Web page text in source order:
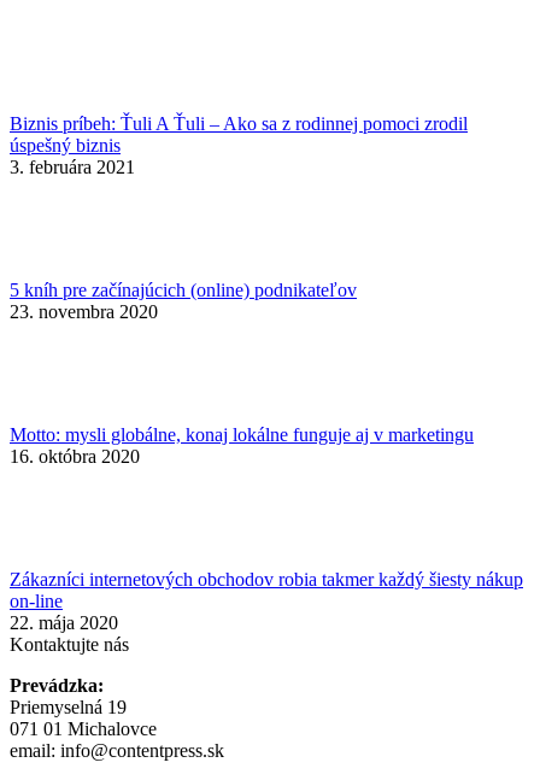
Biznis príbeh: Ťuli A Ťuli – Ako sa z rodinnej pomoci zrodil
úspešný biznis
3. februára 2021
5 kníh pre začínajúcich (online) podnikateľov
23. novembra 2020
Motto: mysli globálne, konaj lokálne funguje aj v marketingu
16. októbra 2020
Zákazníci internetových obchodov robia takmer každý šiesty nákup
on-line
22. mája 2020
Kontaktujte nás
Prevádzka:
Priemyselná 19
071 01 Michalovce
email: info@contentpress.sk